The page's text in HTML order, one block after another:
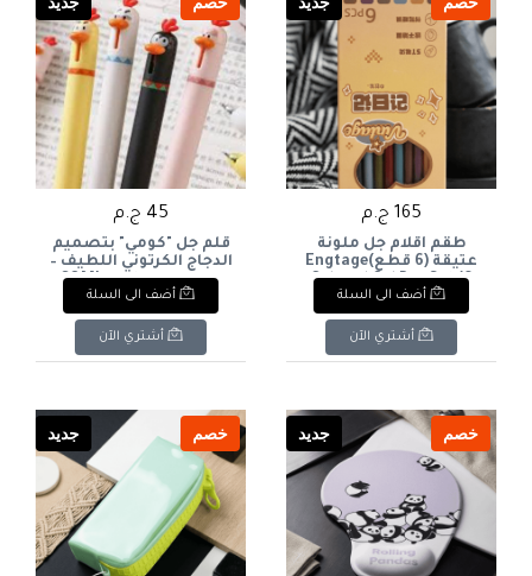
165 ج.م
طقم أقلام جل ملونة
عتيقة (6 قطع)Engtage
Colored Gel Pen Set (6
Pcs
أضف الى السلة
أشتري الآن
45 ج.م
قلم جل "كومي" بتصميم
الدجاج الكرتوني اللطيف –
متوفر بالقطعة. COMI
Cute Cartoon Chick Gel
Pen – Available per Piece.
أضف الى السلة
أشتري الآن
خصم جديد خصم جديد